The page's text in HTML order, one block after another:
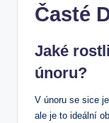
Časté
Jaké
únoru?
V únoru se sice
ale je to ideální